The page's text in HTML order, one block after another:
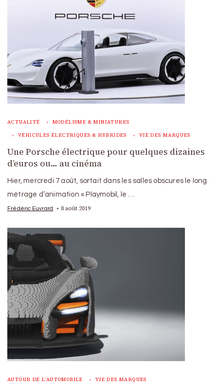
ACTUALITÉ MODÉLISME & MINIATURES
VÉHICULES ÉLECTRIQUES & HYBRIDES VIE DES MARQUES
Une Porsche électrique pour quelques dizaines
d’euros ou… au cinéma
Hier, mercredi 7 août, sortait dans les salles obscures le long
métrage d’animation « Playmobil, le …
Frédéric Euvrard 8 août 2019
AUTOUR DE L'AUTOMOBILE VIE DES MARQUES